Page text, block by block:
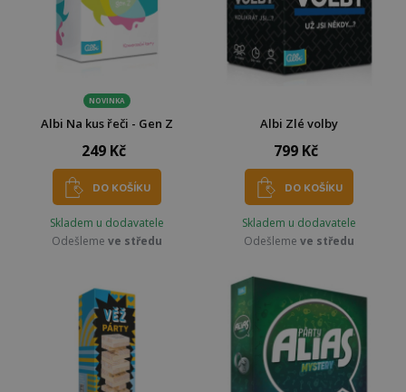
NOVINKA
Albi Na kus řeči - Gen Z
249 Kč
DO KOŠÍKU
Skladem u dodavatele
Odešleme ve středu
Albi Zlé volby
799 Kč
DO KOŠÍKU
Skladem u dodavatele
Odešleme ve středu